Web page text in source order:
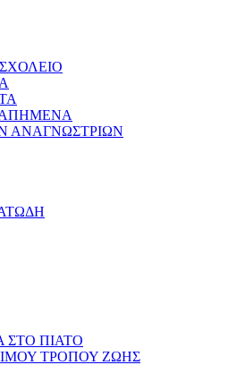
ΑΝΑΓΝΩΣΤΡΙΩΝ
ΣΤΟ ΠΙΑΤΟ
ΤΡΟΠΟΥ ΖΩΗΣ